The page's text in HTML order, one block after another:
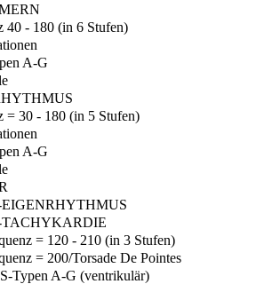
40 - 180 (in 6 Stufen)
A-G
= 30 - 180 (in 5 Stufen)
A-G
= 120 - 210 (in 3 Stufen)
= 200/Torsade De Pointes
Typen A-G (ventrikulär)